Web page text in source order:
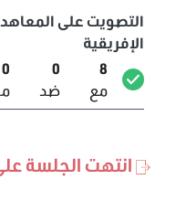
التصويت على
الإفريقية
8
مع
0
ضد
0
انتهت الجلسة على